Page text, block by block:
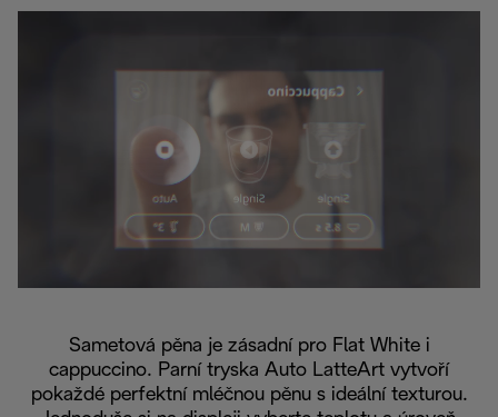
Sametová pěna je zásadní pro Flat White i
cappuccino. Parní tryska Auto LatteArt vytvoří
pokaždé perfektní mléčnou pěnu s ideální texturou.